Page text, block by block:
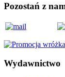
Pozostań z
Wydawnictwo